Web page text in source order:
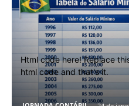
Html code here! Replace
html code and that's it.